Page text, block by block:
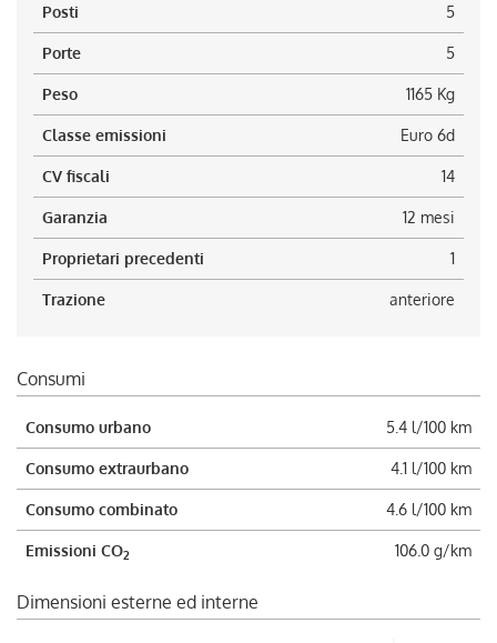
Posti 5
Porte 5
Peso 1165 Kg
Classe emissioni Euro 6d
CV fiscali 14
Garanzia 12 mesi
Proprietari precedenti 1
Trazione anteriore
Consumi
Consumo urbano 5.4 l/100 km
Consumo extraurbano 4.1 l/100 km
Consumo combinato 4.6 l/100 km
Emissioni CO2 106.0 g/km
Dimensioni esterne ed interne